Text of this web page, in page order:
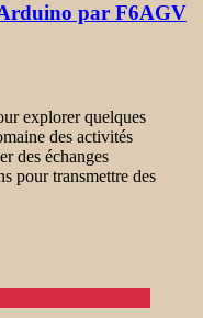
par F6AGV
explorer quelques
des activités
des échanges
pour transmettre des